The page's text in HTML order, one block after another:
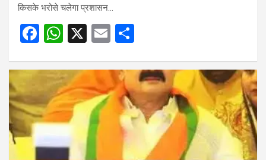
किसके भरोसे चलेगा प्रशासन…
F
ce
b
o
o
k
W
at
s
A
p
p
X
E
ail ar
e